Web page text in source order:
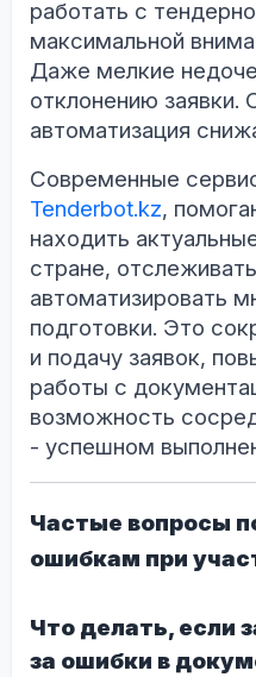
работать с
максимальной
Даже мелкие
отклонению
автоматизация
Современные
Tenderbot.kz,
находить
стране,
автоматизировать
подготовки. Это
и подачу заявок,
работы с
возможность
- успешном
Частые вопросы
ошибкам при
Что делать, если
за ошибки в